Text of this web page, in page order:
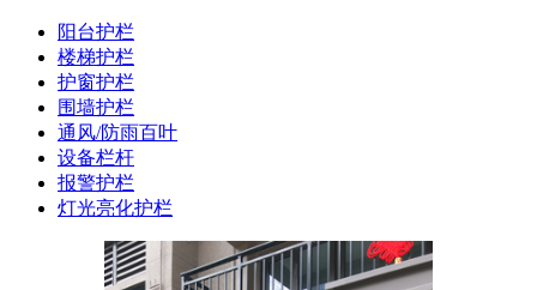
阳台护栏
楼梯护栏
护窗护栏
围墙护栏
通风/防雨百叶
设备栏杆
报警护栏
灯光亮化护栏